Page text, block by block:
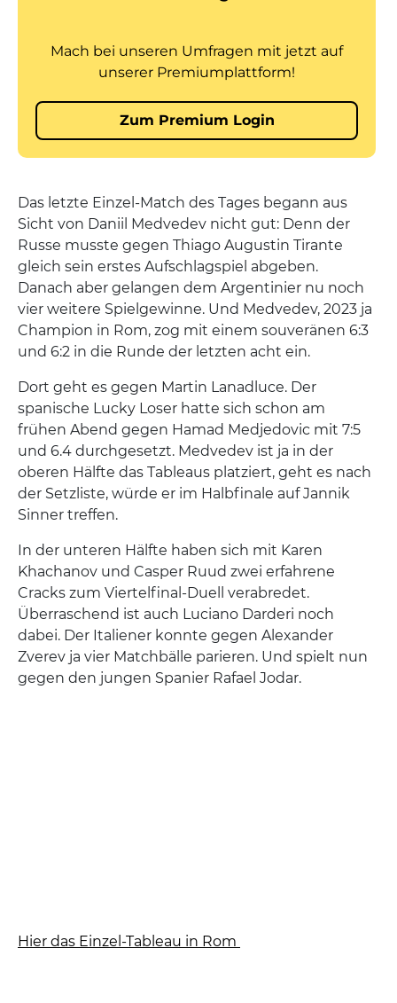
Das letzte Einzel-Match des Tages begann aus
Sicht von Daniil Medvedev nicht gut: Denn der
Russe musste gegen Thiago Augustin Tirante
gleich sein erstes Aufschlagspiel abgeben.
Danach aber gelangen dem Argentinier nu noch
vier weitere Spielgewinne. Und Medvedev, 2023 ja
Champion in Rom, zog mit einem souveränen 6:3
und 6:2 in die Runde der letzten acht ein.
Dort geht es gegen Martin Lanadluce. Der
spanische Lucky Loser hatte sich schon am
frühen Abend gegen Hamad Medjedovic mit 7:5
und 6.4 durchgesetzt. Medvedev ist ja in der
oberen Hälfte das Tableaus platziert, geht es nach
der Setzliste, würde er im Halbfinale auf Jannik
Sinner treffen.
In der unteren Hälfte haben sich mit Karen
Khachanov und Casper Ruud zwei erfahrene
Cracks zum Viertelfinal-Duell verabredet.
Überraschend ist auch Luciano Darderi noch
dabei. Der Italiener konnte gegen Alexander
Zverev ja vier Matchbälle parieren. Und spielt nun
gegen den jungen Spanier Rafael Jodar.
Hier das Einzel-Tableau in Rom